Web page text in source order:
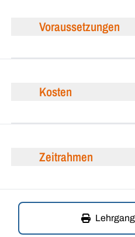
Voraussetzungen
Kosten
Zeitrahmen